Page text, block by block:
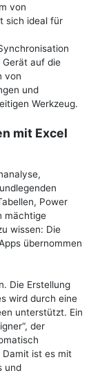
von
sich ideal für
Gerät auf die
von
und
Werkzeug.
mit Excel
Power
mächtige
wissen: Die
übernommen
Die Erstellung
wird durch eine
unterstützt. Ein
der
ist es mit
und